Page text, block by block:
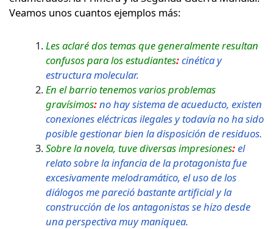
Veamos unos cuantos ejemplos más:
Les aclaré dos temas que generalmente resultan
confusos para los estudiantes:cinética y
estructura molecular.
En el barrio tenemos varios problemas
gravísimos:no hay sistema de acueducto, existen
conexiones eléctricas ilegales y todavía no ha sido
posible gestionar bien la disposición de residuos.
Sobre la novela, tuve diversas impresiones:el
relato sobre la infancia de la protagonista fue
excesivamente melodramático, el uso de los
diálogos me pareció bastante artificial y la
construcción de los antagonistas se hizo desde
una perspectiva muy maniquea.